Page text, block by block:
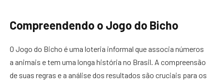
Compreendendo o Jogo do Bicho
O Jogo do Bicho é uma loteria informal que associa números
a animais e tem uma longa história no Brasil. A compreensão
de suas regras e a análise dos resultados são cruciais para os